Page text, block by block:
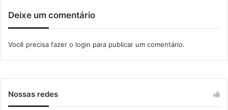
s
p
r
s
s
2
2
4
Deixe um comentário
Você precisa fazer o login para publicar um comentário.
Nossas redes